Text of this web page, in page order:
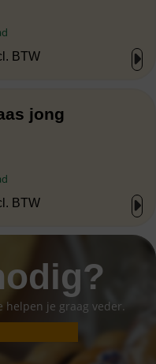
BTW
jong
BTW
helpen je graag veder.